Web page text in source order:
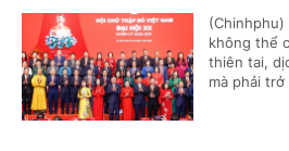
(Chinhphu)
không thể
thiên tai,
mà phải